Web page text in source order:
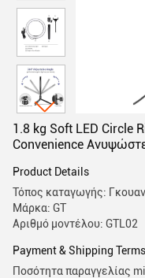
1.8 kg Soft LED Circle
Convenience
Product Details
Τόπος καταγωγής:
Μάρκα: GT
Αριθμό μοντέλου: GTL02
Payment & Shipping Terms
Ποσότητα παραγγελίας